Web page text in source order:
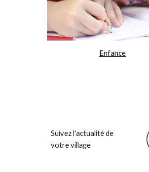
Enfance
Suivez l'actualité de
votre village